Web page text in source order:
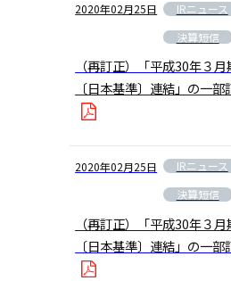
2020年02月25日 IRニュース
決算短信
（再訂正）「平成30年３
〔日本基準〕連結」の一
2020年02月25日 IRニュース
決算短信
（再訂正）「平成30年３
〔日本基準〕連結」の一